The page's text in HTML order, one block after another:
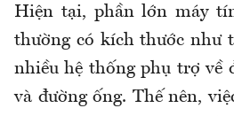
Hiện tại, phần lớn máy
thường có kích thước như
nhiều hệ thống phụ trợ về
và đường ống. Thế nên,